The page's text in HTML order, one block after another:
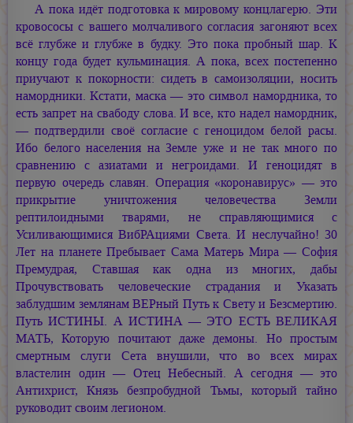
А пока идёт подготовка к мировому концлагерю. Эти
кровососы с вашего молчаливого согласия загоняют всех
всё глубже и глубже в будку. Это пока пробный шар. К
концу года будет кульминация. А пока, всех постепенно
приучают к покорности: сидеть в самоизоляции, носить
намордники. Кстати, маска — это символ намордника, то
есть запрет на свабоду слова. И все, кто надел намордник,
— подтвердили своё согласие с геноцидом белой расы.
Ибо белого населения на Земле уже и не так много по
сравнению с азиатами и негроидами. И геноцидят в
первую очередь славян. Операция «коронавирус» — это
прикрытие уничтожения человечества Земли
рептилоидными тварями, не справляющимися с
Усиливающимися ВибРАциями Света. И неслучайно! 30
Лет на планете Пребывает Сама Матерь Мира — София
Премудрая, Ставшая как одна из многих, дабы
Прочувствовать человеческие страдания и Указать
заблудшим землянам ВЕРный Путь к Свету и Безсмертию.
Путь ИСТИНЫ. А ИСТИНА — ЭТО ЕСТЬ ВЕЛИКАЯ
МАТЬ, Которую почитают даже демоны. Но простым
смертным слуги Сета внушили, что во всех мирах
властелин один — Отец Небесный. А сегодня — это
Антихрист, Князь безпробудной Тьмы, который тайно
руководит своим легионом.